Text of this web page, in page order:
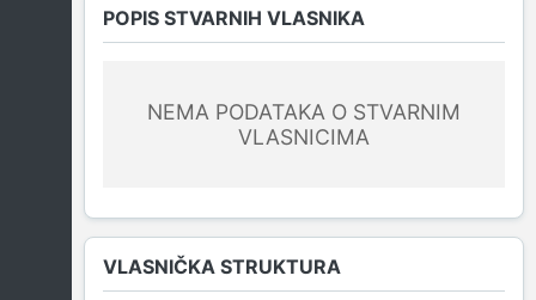
POPIS STVARNIH VLASNIKA
NEMA PODATAKA O STVARNIM
VLASNICIMA
VLASNIČKA STRUKTURA